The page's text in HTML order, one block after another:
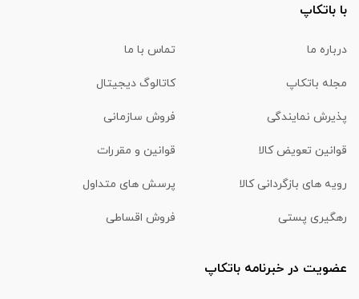
با باتکاپ
درباره ما تماس با ما
مجله باتکاپ کاتالوگ دیجیتال
پذیرش نمایندگی فروش سازمانی
قوانین تعویض کالا قوانین و مقررات
رویه های بازگردانی کالا پرسش های متداول
رهگیری پستی فروش اقساطی
عضویت در خبرنامه باتکاپ